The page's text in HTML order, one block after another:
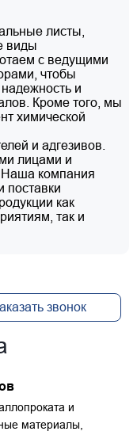
листы,
виды
с ведущими
чтобы
и
Кроме того, мы
химической
и адгезивов.
лицами и
Наша компания
поставки
как
так и
звонок
и
материалы,